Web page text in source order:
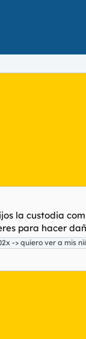
la custodia
para hacer
-> quiero ver a mis